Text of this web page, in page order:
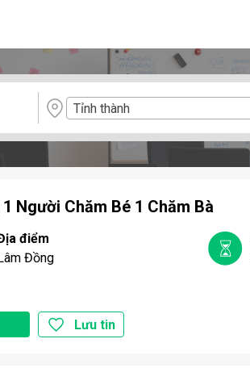
Tỉnh thành
Người Chăm Bé 1 Chăm Bà
điểm
Đồng
Lưu tin